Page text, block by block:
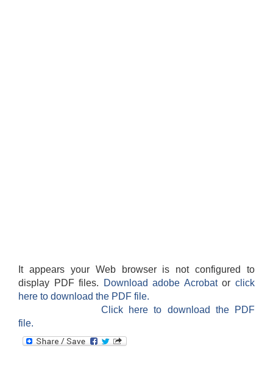
It appears your Web browser is not configured to
display PDF files.
Download adobe Acrobatorclick
here to download the PDF file.
Click here to download the PDF
file.